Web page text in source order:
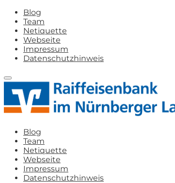
Blog
Team
Netiquette
Webseite
Impressum
Datenschutzhinweis
Blog
Team
Netiquette
Webseite
Impressum
Datenschutzhinweis